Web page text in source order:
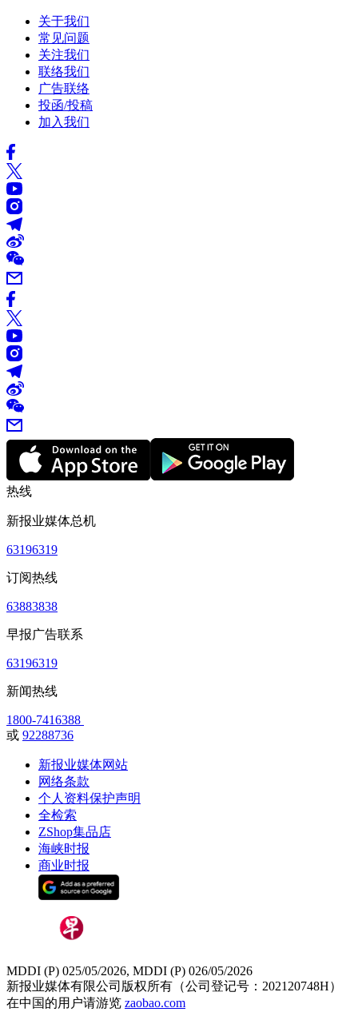
关于我们
常见问题
关注我们
联络我们
广告联络
投函/投稿
加入我们
热线
新报业媒体总机
63196319
订阅热线
63883838
早报广告联系
63196319
新闻热线
1800-7416388
或 92288736
新报业媒体网站
网络条款
个人资料保护声明
全检索
ZShop集品店
海峡时报
商业时报
MDDI (P) 025/05/2026, MDDI (P) 026/05/2026
新报业媒体有限公司版权所有（公司登记号：202120748H）
在中国的用户请游览 zaobao.com